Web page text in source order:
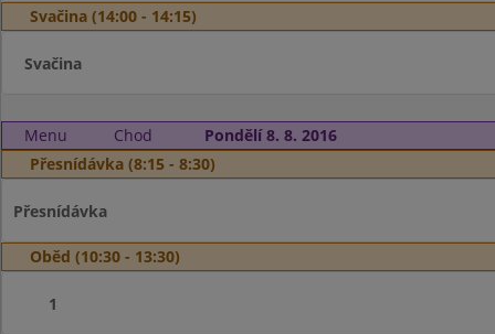
Svačina (14:00 - 14:15)
Svačina
Menu Chod
Pondělí 8. 8. 2016
Přesnídávka (8:15 - 8:30)
Přesnídávka
Oběd (10:30 - 13:30)
1